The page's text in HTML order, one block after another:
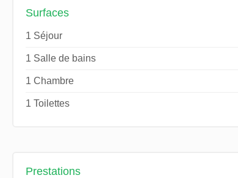
Surfaces
1 Séjour
1 Salle de bains
1 Chambre
1 Toilettes
Prestations